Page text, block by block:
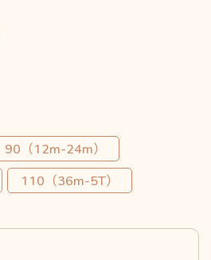
90（12m-24m）
110（36m-5T）